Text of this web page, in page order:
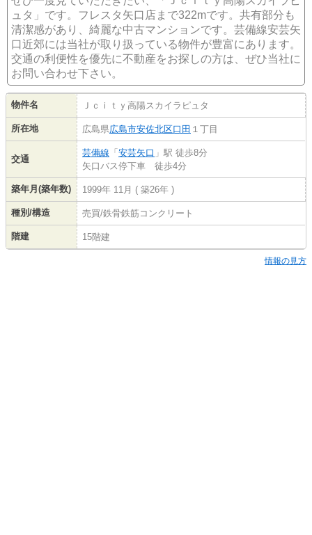
ュタ」です。フレスタ矢口店まで322mです。共有部分も
清潔感があり、綺麗な中古マンションです。芸備線安芸矢
口近郊には当社が取り扱っている物件が豊富にあります。
交通の利便性を優先に不動産をお探しの方は、ぜひ当社に
お問い合わせ下さい。
物件名 Ｊｃｉｔｙ高陽スカイラピュタ
所在地 広島県広島市安佐北区口田 １丁目
交通
芸備線 「安芸矢口 」駅 徒歩8分
矢口バス停下車 徒歩4分
築年月(築年数) 1999年 11月 ( 築26年 )
種別/構造 売買/鉄骨鉄筋コンクリート
階建 15階建
情報の見方